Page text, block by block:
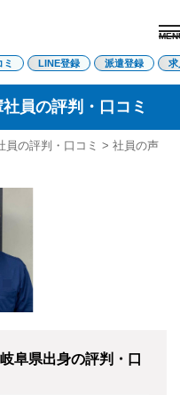
LINE登録
ミ LINE登録 派遣登録 求
員の評判・口コミ
の評判・口コミ > 社員の声
阜県出身の評判・口